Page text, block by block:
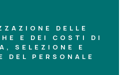
DELLE
E DEI COSTI DI
SELEZIONE E
DEL PERSONALE